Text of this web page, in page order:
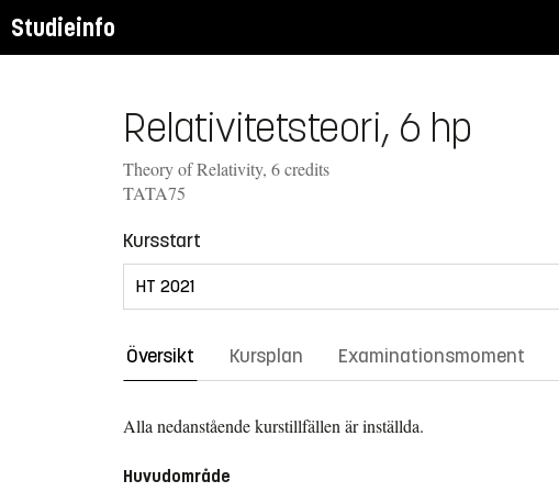
Studieinfo
Relativitetsteori, 6 hp
Theory of Relativity, 6 credits
TATA75
Kursstart
Översikt Kursplan Examinationsmoment
Alla nedanstående kurstillfällen är inställda.
Huvudområde